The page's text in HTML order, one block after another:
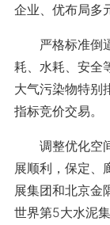
企业、优布局多
严格标准倒逼
耗、水耗、安全
大气污染物特别
指标竞价交易。
调整优化空间
展顺利，保定、
展集团和北京金
世界第5大水泥